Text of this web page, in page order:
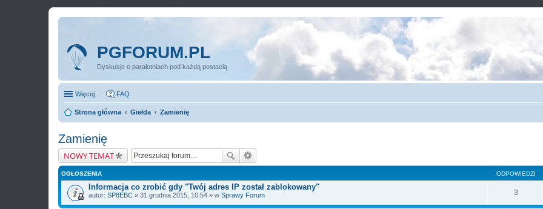
PGFORUM.PL
Dyskusje o paralotniach pod każdą postacią
Więcej… FAQ
Strona główna Giełda Zamienię
Zamienię
NOWY TEMAT
OGŁOSZENIA ODPOWIEDZI
Informacja co zrobić gdy "Twój adres IP został zablokowany"
autor: SP8EBC » 31 grudnia 2015, 10:54 » w Sprawy Forum 3